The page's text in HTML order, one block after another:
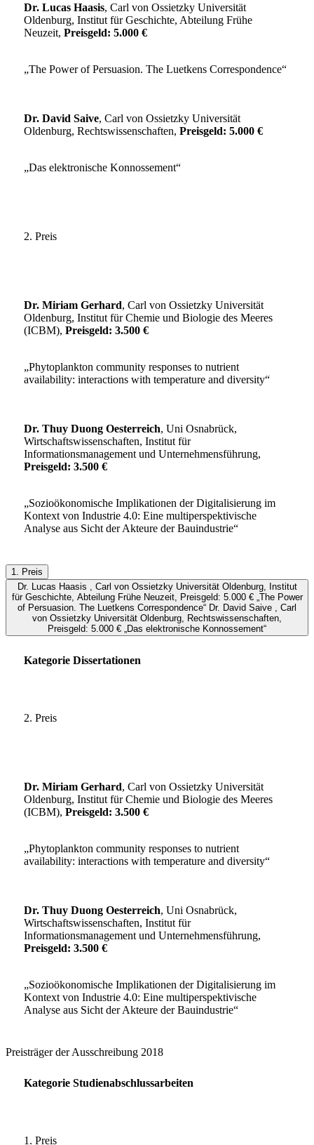
Dr. Lucas Haasis, Carl von Ossietzky Universität
Oldenburg, Institut für Geschichte, Abteilung Frühe
Neuzeit, Preisgeld: 5.000 €
„The Power of Persuasion. The Luetkens Correspondence“
Dr. David Saive, Carl von Ossietzky Universität
Oldenburg, Rechtswissenschaften, Preisgeld: 5.000 €
„Das elektronische Konnossement“
2. Preis
Dr. Miriam Gerhard, Carl von Ossietzky Universität
Oldenburg, Institut für Chemie und Biologie des Meeres
(ICBM), Preisgeld: 3.500 €
„Phytoplankton community responses to nutrient
availability: interactions with temperature and diversity“
Dr. Thuy Duong Oesterreich, Uni Osnabrück,
Wirtschaftswissenschaften, Institut für
Informationsmanagement und Unternehmensführung,
Preisgeld: 3.500 €
„Sozioökonomische Implikationen der Digitalisierung im
Kontext von Industrie 4.0: Eine multiperspektivische
Analyse aus Sicht der Akteure der Bauindustrie“
1. Preis
Dr. Lucas Haasis , Carl von Ossietzky Universität Oldenburg, Institut
für Geschichte, Abteilung Frühe Neuzeit, Preisgeld: 5.000 € „The Power
of Persuasion. The Luetkens Correspondence“ Dr. David Saive , Carl
von Ossietzky Universität Oldenburg, Rechtswissenschaften,
Preisgeld: 5.000 € „Das elektronische Konnossement“
Kategorie Dissertationen
2. Preis
Dr. Miriam Gerhard, Carl von Ossietzky Universität
Oldenburg, Institut für Chemie und Biologie des Meeres
(ICBM), Preisgeld: 3.500 €
„Phytoplankton community responses to nutrient
availability: interactions with temperature and diversity“
Dr. Thuy Duong Oesterreich, Uni Osnabrück,
Wirtschaftswissenschaften, Institut für
Informationsmanagement und Unternehmensführung,
Preisgeld: 3.500 €
„Sozioökonomische Implikationen der Digitalisierung im
Kontext von Industrie 4.0: Eine multiperspektivische
Analyse aus Sicht der Akteure der Bauindustrie“
Preisträger der Ausschreibung 2018
Kategorie Studienabschlussarbeiten
1. Preis